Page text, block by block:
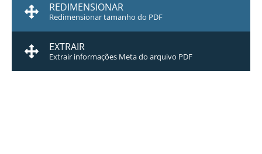
REDIMENSIONAR
Redimensionar tamanho do PDF
EXTRAIR
Extrair informações Meta do arquivo PDF